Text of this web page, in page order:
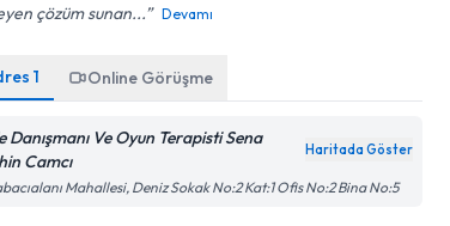
çözüm sunan...
Devamı
1 Online Görüşme
Danışmanı Ve Oyun Terapisti Sena
Camcı
Haritada Göster
Mahallesi, Deniz Sokak No:2 Kat:1 Ofis No:2 Bina No:5